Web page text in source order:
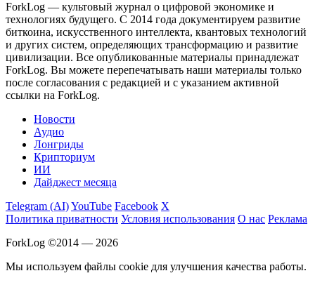
ForkLog — культовый журнал о цифровой экономике и
технологиях будущего. С 2014 года документируем развитие
биткоина, искусственного интеллекта, квантовых технологий
и других систем, определяющих трансформацию и развитие
цивилизации. Все опубликованные материалы принадлежат
ForkLog. Вы можете перепечатывать наши материалы только
после согласования с редакцией и с указанием активной
ссылки на ForkLog.
Новости
Аудио
Лонгриды
Крипториум
ИИ
Дайджест месяца
Telegram (AI)YouTube Facebook X
Политика приватности Условия использования О нас Реклама
ForkLog ©2014 — 2026
Мы используем файлы cookie для улучшения качества работы.